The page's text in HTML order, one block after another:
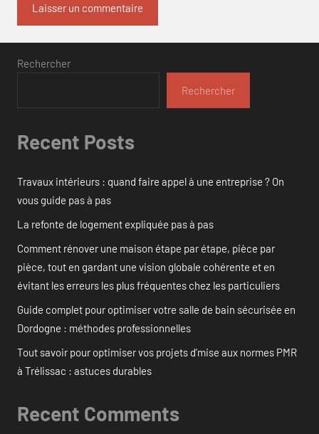
Rechercher
Rechercher
Recent Posts
Travaux intérieurs : quand faire appel à une entreprise ? On
vous guide pas à pas
La refonte de logement expliquée pas à pas
Comment rénover une maison étape par étape, pièce par
pièce, tout en gardant une vision globale cohérente et en
évitant les erreurs les plus fréquentes chez les particuliers
Guide complet pour optimiser votre salle de bain sécurisée en
Dordogne : méthodes professionnelles
Tout savoir pour optimiser vos projets d’mise aux normes PMR
à Trélissac : astuces durables
Recent Comments